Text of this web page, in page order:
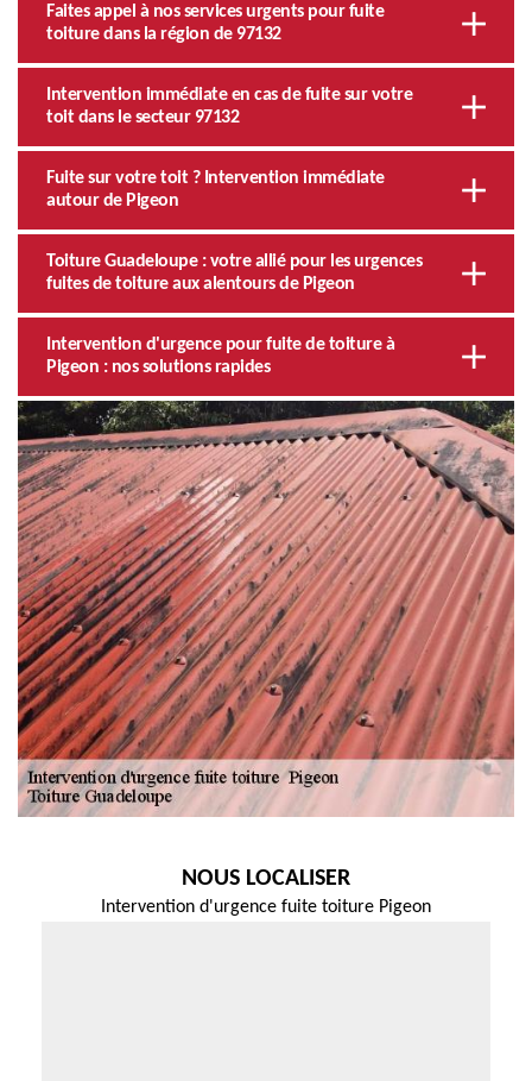
Faites appel à nos services urgents pour fuite
toiture dans la région de 97132
Intervention immédiate en cas de fuite sur votre
toit dans le secteur 97132
Fuite sur votre toit ? Intervention immédiate
autour de Pigeon
Toiture Guadeloupe : votre allié pour les urgences
fuites de toiture aux alentours de Pigeon
Intervention d'urgence pour fuite de toiture à
Pigeon : nos solutions rapides
NOUS LOCALISER
Intervention d'urgence fuite toiture Pigeon